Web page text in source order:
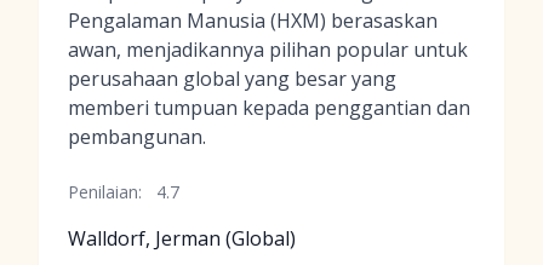
Pengalaman Manusia (HXM) berasaskan
awan, menjadikannya pilihan popular untuk
perusahaan global yang besar yang
memberi tumpuan kepada penggantian dan
pembangunan.
Penilaian: 4.7
Walldorf, Jerman (Global)